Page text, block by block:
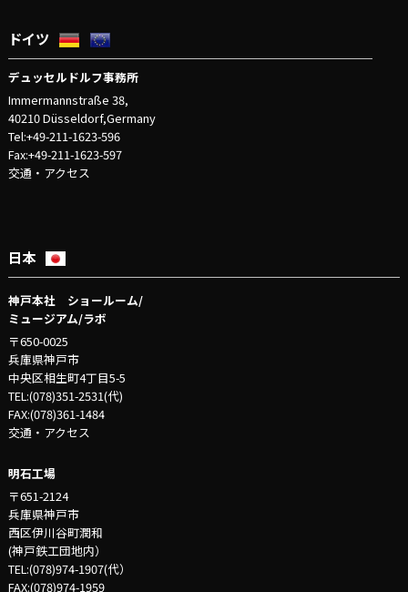
ドイツ
デュッセルドルフ事務所
Immermannstraße 38,
40210 Düsseldorf,Germany
Tel:+49-211-1623-596
Fax:+49-211-1623-597
交通・アクセス
日本
神戸本社 ショールーム/
ミュージアム/ラボ
〒650-0025
兵庫県神戸市
中央区相生町4丁目5-5
TEL:(078)351-2531(代)
FAX:(078)361-1484
交通・アクセス
明石工場
〒651-2124
兵庫県神戸市
西区伊川谷町潤和
(神戸鉄工団地内）
TEL:(078)974-1907(代）
FAX:(078)974-1959